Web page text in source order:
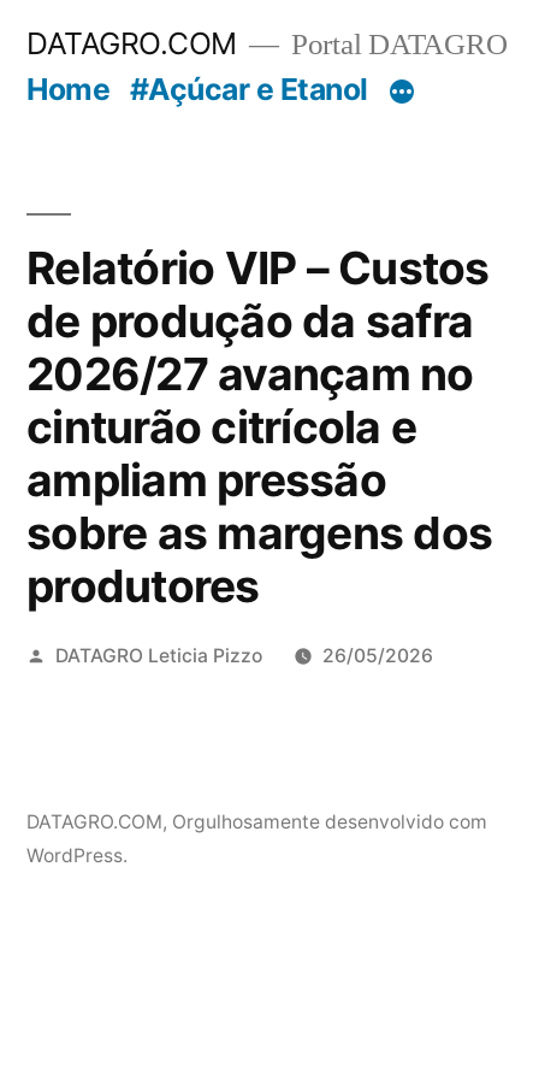
DATAGRO.COM Portal DATAGRO
Home #Açúcar e Etanol
Relatório VIP – Custos
de produção da safra
2026/27 avançam no
cinturão citrícola e
ampliam pressão
sobre as margens dos
produtores
Publicado
DATAGRO Leticia Pizzo 26/05/2026
DATAGRO.COM, Orgulhosamente desenvolvido com
WordPress.